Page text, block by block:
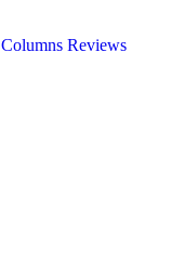
Columns Reviews